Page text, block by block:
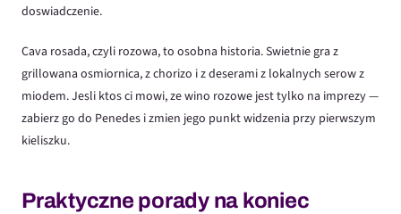
doswiadczenie.
Cava rosada, czyli rozowa, to osobna historia. Swietnie gra z
grillowana osmiornica, z chorizo i z deserami z lokalnych serow z
miodem. Jesli ktos ci mowi, ze wino rozowe jest tylko na imprezy —
zabierz go do Penedes i zmien jego punkt widzenia przy pierwszym
kieliszku.
Praktyczne porady na koniec